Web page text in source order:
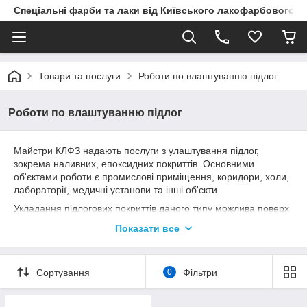
Спеціальні фарби та лаки від Київського
Товари та послуги Роботи по влаштуванню підлог
Роботи по влаштуванню підлог
Майстри КЛФЗ надають послуги з улаштування підлог,
зокрема наливних, епоксидних покриттів. Основними
об'єктами роботи є промислові приміщення, коридори, холи,
лабораторії, медичні установи та інші об'єкти.
Укладання підлогових покриттів даного типу можлива поверх
термін їх експлуатації. Майстри застосовують екологічно
Показати все
Сортування 0 Фільтри